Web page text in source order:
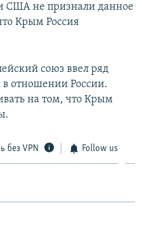
США не признали данное
Крым Россия
союз ввел ряд
отношении России.
на том, что Крым
без VPN Follow us